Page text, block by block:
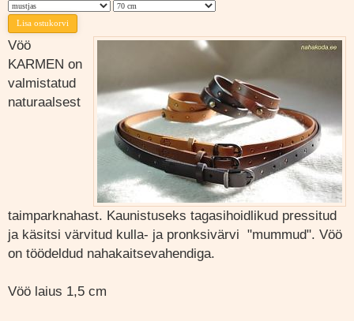
Vöö
KARMEN on
valmistatud
naturaalsest
taimparknahast. Kaunistuseks tagasihoidlikud pressitud
ja käsitsi värvitud kulla- ja pronksivärvi "mummud". Vöö
on töödeldud nahakaitsevahendiga.
Vöö laius 1,5 cm